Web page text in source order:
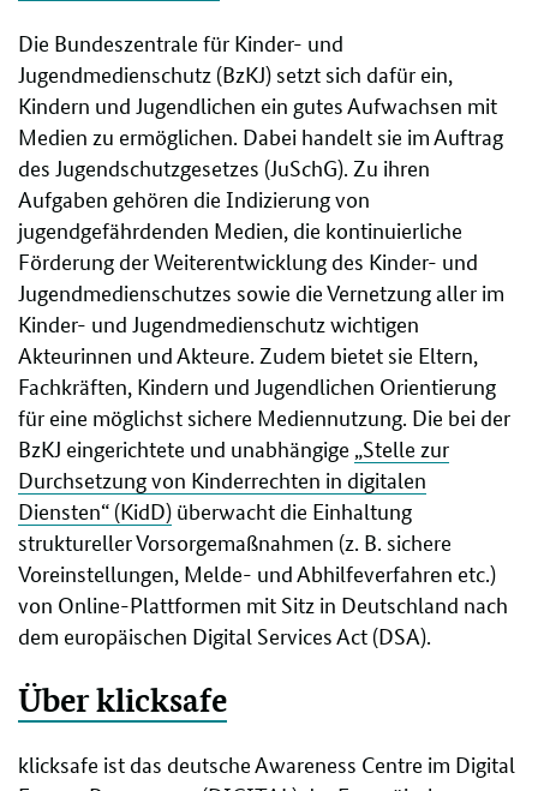
Die Bundeszentrale für Kinder- und
Jugendmedienschutz (BzKJ) setzt sich dafür ein,
Kindern und Jugendlichen ein gutes Aufwachsen mit
Medien zu ermöglichen. Dabei handelt sie im Auftrag
des Jugendschutzgesetzes (JuSchG). Zu ihren
Aufgaben gehören die Indizierung von
jugendgefährdenden Medien, die kontinuierliche
Förderung der Weiterentwicklung des Kinder- und
Jugendmedienschutzes sowie die Vernetzung aller im
Kinder- und Jugendmedienschutz wichtigen
Akteurinnen und Akteure. Zudem bietet sie Eltern,
Fachkräften, Kindern und Jugendlichen Orientierung
für eine möglichst sichere Mediennutzung. Die bei der
BzKJ eingerichtete und unabhängige „Stelle zur
Durchsetzung von Kinderrechten in digitalen
Diensten“ (KidD) überwacht die Einhaltung
struktureller Vorsorgemaßnahmen (z. B. sichere
Voreinstellungen, Melde- und Abhilfeverfahren etc.)
von Online-Plattformen mit Sitz in Deutschland nach
dem europäischen Digital Services Act (DSA).
Über klicksafe
klicksafe ist das deutsche Awareness Centre im Digital